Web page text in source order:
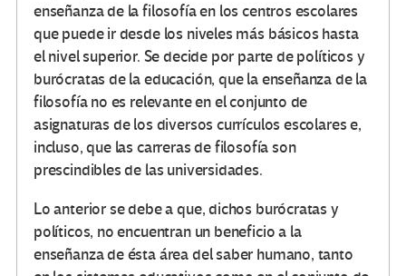
enseñanza de la filosofía en los centros escolares
que puede ir desde los niveles más básicos hasta
el nivel superior. Se decide por parte de políticos y
burócratas de la educación, que la enseñanza de la
filosofía no es relevante en el conjunto de
asignaturas de los diversos currículos escolares e,
incluso, que las carreras de filosofía son
prescindibles de las universidades.
Lo anterior se debe a que, dichos burócratas y
políticos, no encuentran un beneficio a la
enseñanza de ésta área del saber humano, tanto